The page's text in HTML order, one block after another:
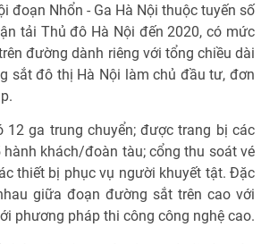
đoạn Nhổn - Ga Hà Nội thuộc tuyến số
tải Thủ đô Hà Nội đến 2020, có mức
đường dành riêng với tổng chiều dài
sắt đô thị Hà Nội làm chủ đầu tư, đơn
ga trung chuyển; được trang bị các
khách/đoàn tàu; cổng thu soát vé
thiết bị phục vụ người khuyết tật. Đặc
giữa đoạn đường sắt trên cao với
phương pháp thi công công nghệ cao.